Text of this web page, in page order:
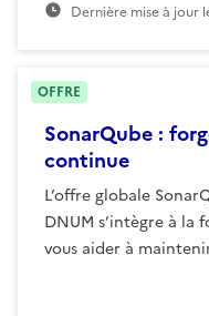
Dernière mise à jour
SonarQube :
continue
L’offre globale
DNUM s’intègre à la
vous aider à
OFFRE